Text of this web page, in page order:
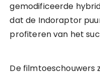
gemodificeerde
dat de Indoraptor
profiteren van het
De filmtoeschouwers